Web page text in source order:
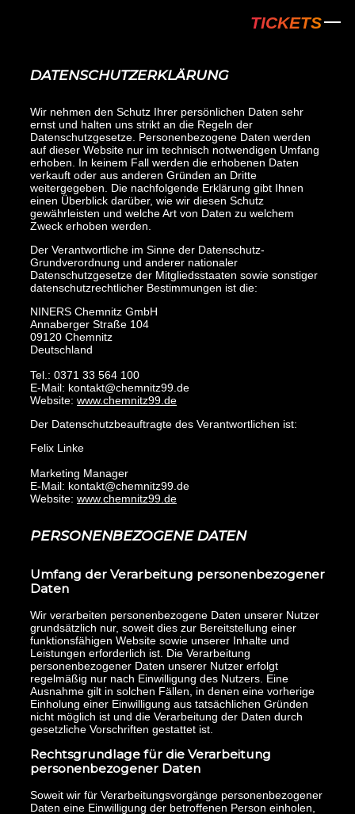
TICKETS
DATENSCHUTZERKLÄRUNG
Wir nehmen den Schutz Ihrer persönlichen Daten sehr
ernst und halten uns strikt an die Regeln der
Datenschutzgesetze. Personenbezogene Daten werden
auf dieser Website nur im technisch notwendigen Umfang
erhoben. In keinem Fall werden die erhobenen Daten
verkauft oder aus anderen Gründen an Dritte
weitergegeben. Die nachfolgende Erklärung gibt Ihnen
einen Überblick darüber, wie wir diesen Schutz
gewährleisten und welche Art von Daten zu welchem
Zweck erhoben werden.
Der Verantwortliche im Sinne der Datenschutz-
Grundverordnung und anderer nationaler
Datenschutzgesetze der Mitgliedsstaaten sowie sonstiger
datenschutzrechtlicher Bestimmungen ist die:
NINERS Chemnitz GmbH
Annaberger Straße 104
09120 Chemnitz
Deutschland
Tel.: 0371 33 564 100
E-Mail: kontakt@chemnitz99.de
Website: www.chemnitz99.de
Der Datenschutzbeauftragte des Verantwortlichen ist:
Felix Linke
Marketing Manager
E-Mail: kontakt@chemnitz99.de
Website: www.chemnitz99.de
PERSONENBEZOGENE DATEN
Umfang der Verarbeitung personenbezogener
Daten
Wir verarbeiten personenbezogene Daten unserer Nutzer
grundsätzlich nur, soweit dies zur Bereitstellung einer
funktionsfähigen Website sowie unserer Inhalte und
Leistungen erforderlich ist. Die Verarbeitung
personenbezogener Daten unserer Nutzer erfolgt
regelmäßig nur nach Einwilligung des Nutzers. Eine
Ausnahme gilt in solchen Fällen, in denen eine vorherige
Einholung einer Einwilligung aus tatsächlichen Gründen
nicht möglich ist und die Verarbeitung der Daten durch
gesetzliche Vorschriften gestattet ist.
Rechtsgrundlage für die Verarbeitung
personenbezogener Daten
Soweit wir für Verarbeitungsvorgänge personenbezogener
Daten eine Einwilligung der betroffenen Person einholen,